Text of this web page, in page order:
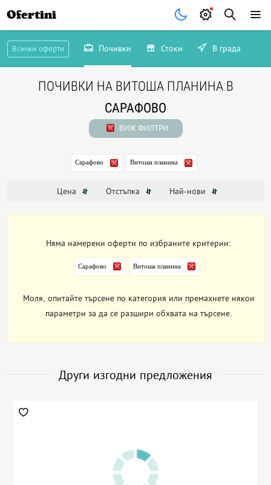
Ofertini
Всички оферти Почивки Стоки В града
ПОЧИВКИ НА ВИТОША ПЛАНИНА В
САРАФОВО
ВИЖ ФИЛТРИ
Сарафово Витоша планина
Цена Отстъпка Най-нови
Няма намерени оферти по избраните критерии:
Сарафово Витоша планина
Моля, опитайте търсене по категория или премахнете някои
параметри за да се разшири обхвата на търсене.
Други изгодни предложения